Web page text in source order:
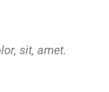
sit, amet.